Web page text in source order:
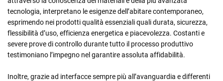
tecnologia, interpretano le esigenze dell’abitare contemporaneo,
esprimendo nei prodotti qualità essenziali quali durata, sicurezza,
flessibilità d’uso, efficienza energetica e piacevolezza. Costanti e
severe prove di controllo durante tutto il processo produttivo
testimoniano l’impegno nel garantire assoluta affidabilità.
Inoltre, grazie ad interfacce sempre più all’avanguardia e differenti